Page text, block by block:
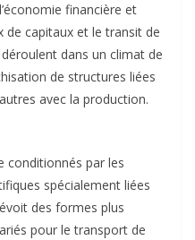
financière et
de capitaux et le transit de
dans un climat de
de structures liées
avec la production.
conditionnés par les
spécialement liées
des formes plus
pour le transport de